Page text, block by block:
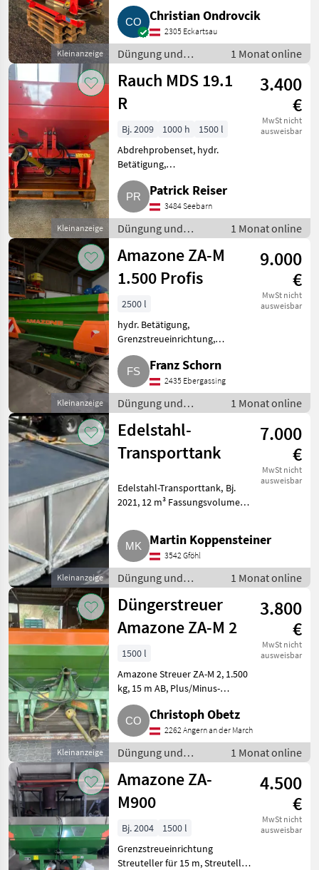
Kleinanzeige
Zweischeibenstreuer Verkaufe
gebrauchten und gepflegten
RAUCH Alpha 1141. Bj. 2002.
Hydr. Schieberöffnung,
Zapfwellenantrieb,
Christian Ondrovcik
2305 Eckartsau
Düngung und
Beregnung /
Mineraldüngerstreuer/Wiegestreuer
1 Monat online
Kleinanzeige
Rauch MDS 19.1
R
3.400
€
MwSt nicht
ausweisbar
Bj. 2009 1000 h
1500 l
Abdrehprobenset, hydr.
Betätigung,
Streumengenverstellung Rauch
MDS 19.1 mit Gelenkwelle,
Aufsatz, Schutzgitter,
Beleuchtung, mech.
Randstreueinrichtung. Hydr.
Schiebe
Patrick Reiser
3484 Seebarn
Düngung und
Beregnung /
Mineraldüngerstreuer/Wiegestreuer
1 Monat online
Kleinanzeige
Amazone ZA-M
1.500 Profis
9.000
€
MwSt nicht
ausweisbar
2500 l
hydr. Betätigung,
Grenzstreueinrichtung,
Streumengenverstellung,
Streuer-Bauart:
Zweischeibenstreuer Amazone
ZA-M 1.500 Profis
Düngerstreuer zu verkaufen.
Verkaufe ein
Franz Schorn
2435 Ebergassing
Düngung und
Beregnung /
Mineraldüngerstreuer/Wiegestreuer
1 Monat online
Kleinanzeige
Edelstahl-
Transporttank
7.000
€
MwSt nicht
ausweisbar
Edelstahl-Transporttank, Bj.
2021, 12 m³ Fassungsvolumen,
Camlock-Kupplung. Düngung
und Beregnung
Mineraldüngerstreuer/Wiegestreuer
Martin Koppensteiner
3542 Gföhl
Düngung und
Beregnung /
Mineraldüngerstreuer/Wiegestreuer
1 Monat online
Kleinanzeige
Düngerstreuer
Amazone ZA-M 2
3.800
€
MwSt nicht
ausweisbar
1500 l
Amazone Streuer ZA-M 2, 1.500
kg, 15 m AB, Plus/Minus-
Steuerung für Streumenge mit
Seilzug. Keine Garantie. Keine
Gewährleistung. Düngung und
Beregnung Mineraldünger
Christoph Obetz
2262 Angern an der March
Düngung und
Beregnung /
Mineraldüngerstreuer/Wiegestreuer
1 Monat online
Amazone ZA-
M900
4.500
€
MwSt nicht
ausweisbar
Bj. 2004
1500 l
Grenzstreueinrichtung
Streuteller für 15 m, Streuteller